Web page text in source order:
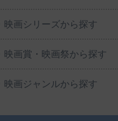
映画シリーズから探す
映画賞・映画祭から探す
映画ジャンルから探す